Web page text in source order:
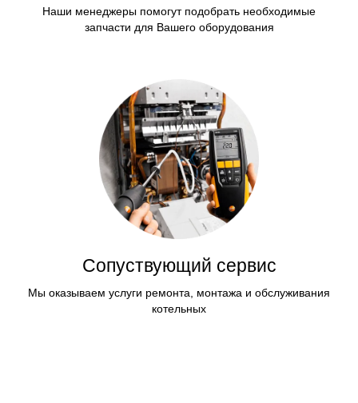
Наши менеджеры помогут подобрать необходимые
запчасти для Вашего оборудования
Сопуствующий сервис
Мы оказываем услуги ремонта, монтажа и обслуживания
котельных